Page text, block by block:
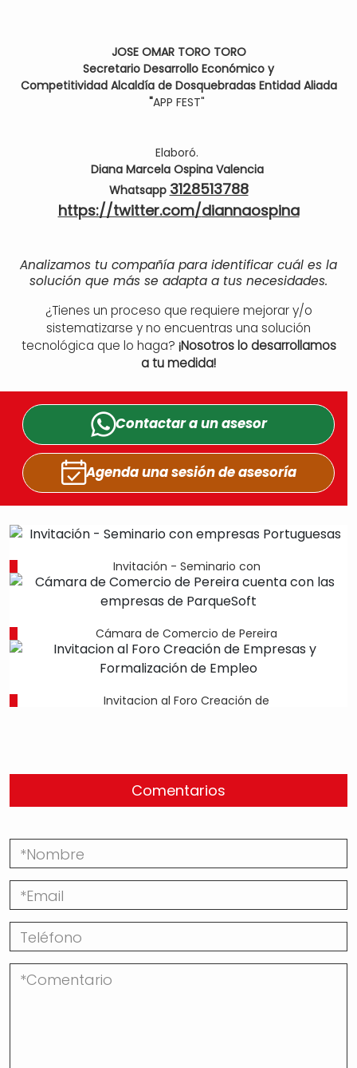
JOSE OMAR TORO TORO
Secretario Desarrollo Económico y
Competitividad Alcaldíade Dosquebradas Entidad Aliada
"APP FEST"
Elaboró.
Diana Marcela Ospina Valencia
Whatsapp 3128513788
https://twitter.com/diannaospina
Analizamos tu compañía para identificar cuál es la
solución que más se adapta a tus necesidades.
¿Tienes un proceso que requiere mejorar y/o
sistematizarse y no encuentras una solución
tecnológica que lo haga? ¡Nosotros lo desarrollamos
a tu medida!
Contactar a unasesor
Agenda una sesiónde asesoría
Invitación - Seminario con
Cámara de Comercio de Pereira
Invitacion al Foro Creación de
Comentarios